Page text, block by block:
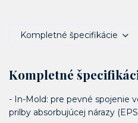
Kompletné špecifikácie
Kompletné
- In-Mold: pre pevné spojenie
prilby absorbujúcej nárazy